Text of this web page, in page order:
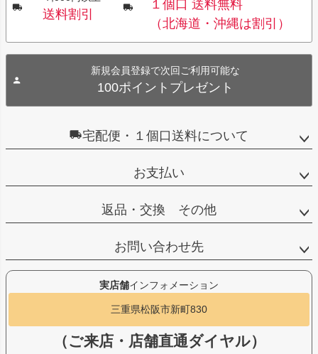
送料割引
１個口 送料無料
（北海道・沖縄は割引）
新規会員登録で次回ご利用可能な
100ポイントプレゼント
宅配便・１個口送料について
お支払い
返品・交換 その他
お問い合わせ先
実店舗インフォメーション
三重県松阪市新町830
（ご来店・店舗直通ダイヤル）